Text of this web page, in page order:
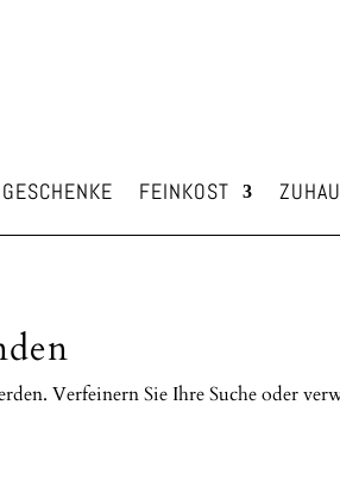
GESCHENKE FEINKOST
Verfeinern Sie Ihre Suche oder